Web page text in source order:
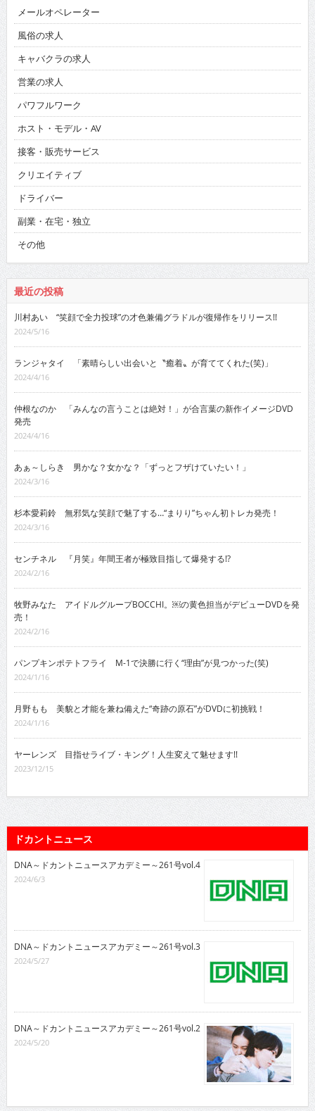
メールオペレーター
風俗の求人
キャバクラの求人
営業の求人
パワフルワーク
ホスト・モデル・AV
接客・販売サービス
クリエイティブ
ドライバー
副業・在宅・独立
その他
最近の投稿
川村あい “笑顔で全力投球”の才色兼備グラドルが復帰作をリリース!!
2024/5/16
ランジャタイ 「素晴らしい出会いと〝癒着〟が育ててくれた(笑)」
2024/4/16
仲根なのか 「みんなの言うことは絶対！」が合言葉の新作イメージDVD
発売
2024/4/16
あぁ～しらき 男かな？女かな？「ずっとフザけていたい！」
2024/3/16
杉本愛莉鈴 無邪気な笑顔で魅了する…“まりり”ちゃん初トレカ発売！
2024/3/16
センチネル 『月笑』年間王者が極致目指して爆発する!?
2024/2/16
牧野みなた アイドルグループBOCCHI。￼の黄色担当がデビューDVDを発
売！
2024/2/16
パンプキンポテトフライ M-1で決勝に行く“理由”が見つかった(笑)
2024/1/16
月野もも 美貌と才能を兼ね備えた“奇跡の原石”がDVDに初挑戦！
2024/1/16
ヤーレンズ 目指せライブ・キング！人生変えて魅せます!!
2023/12/15
ドカントニュース
DNA～ドカントニュースアカデミー～261号vol.4
2024/6/3
DNA～ドカントニュースアカデミー～261号vol.3
2024/5/27
DNA～ドカントニュースアカデミー～261号vol.2
2024/5/20